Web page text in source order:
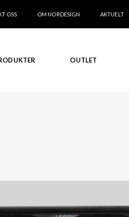
OSS OM NORDESIGN AKTUELT
OUTLET